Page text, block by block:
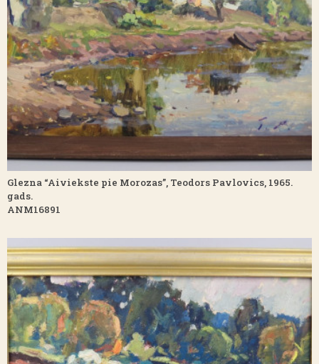
Glezna “Aiviekste pie Morozas”, Teodors Pavlovics, 1965.
gads.
ANM16891